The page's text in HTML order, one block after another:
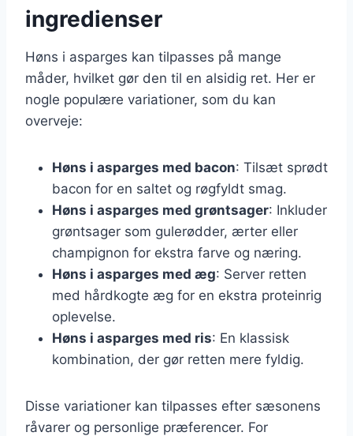
ingredienser
Høns i asparges kan tilpasses på mange
måder, hvilket gør den til en alsidig ret. Her er
nogle populære variationer, som du kan
overveje:
Høns i asparges med bacon: Tilsæt sprødt
bacon for en saltet og røgfyldt smag.
Høns i asparges med grøntsager: Inkluder
grøntsager som gulerødder, ærter eller
champignon for ekstra farve og næring.
Høns i asparges med æg: Server retten
med hårdkogte æg for en ekstra proteinrig
oplevelse.
Høns i asparges med ris: En klassisk
kombination, der gør retten mere fyldig.
Disse variationer kan tilpasses efter sæsonens
råvarer og personlige præferencer. For